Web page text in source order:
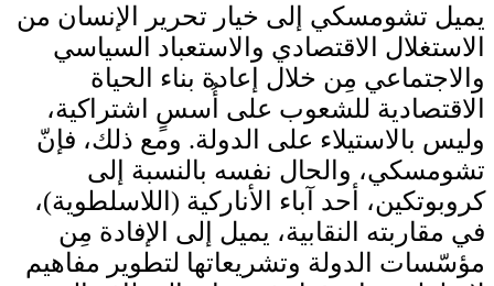
يميل تشومسكي إلى خيار تحرير الإنسان من
الاستغلال الاقتصادي والاستعباد السياسي
والاجتماعي مِن خلال إعادة بناء الحياة
الاقتصادية للشعوب على أُسسٍ اشتراكية،
وليس بالاستيلاء على الدولة. ومع ذلك، فإنّ
تشومسكي، والحال نفسه بالنسبة إلى
كروبوتكين، أحد آباء الأناركية (اللاسلطوية)،
في مقاربته النقابية، يميل إلى الإفادة مِن
مؤسّسات الدولة وتشريعاتها لتطوير مفاهيم